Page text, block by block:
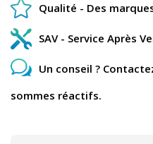
Qualité - Des
SAV - Service Après
Un conseil ?
sommes réactifs.